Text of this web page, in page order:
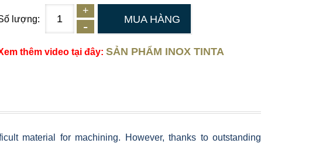
lượng: MUA HÀNG
thêm video tại đây: SẢN PHẨM INOX TINTA
material for machining.
However, thanks to outstanding